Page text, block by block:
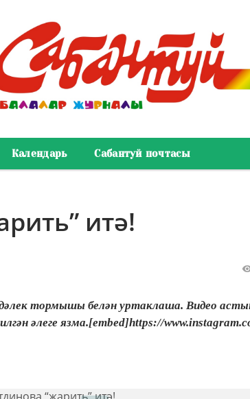
Календарь Сабантуй почтасы
итә!
тормышы белән уртаклаша. Видео
әлеге язма.[embed]https://